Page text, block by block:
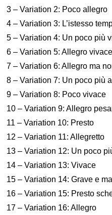
3 – Variation 2: Poco allegro
4 – Variation 3: L’istesso
5 – Variation 4: Un poco più
6 – Variation 5: Allegro vivace
7 – Variation 6: Allegro ma
8 – Variation 7: Un poco più
9 – Variation 8: Poco vivace
10 – Variation 9: Allegro
11 – Variation 10: Presto
12 – Variation 11: Allegretto
13 – Variation 12: Un poco
14 – Variation 13: Vivace
15 – Variation 14: Grave e
16 – Variation 15: Presto
17 – Variation 16: Allegro